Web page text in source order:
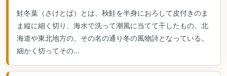
鮭冬葉（さけとば）とは、秋鮭を半身におろして皮付きのま
ま縦に細く切り、海水で洗って潮風に当てて干したもの。北
海道や東北地方の、その名の通り冬の風物詩となっている。
細かく切ってその...